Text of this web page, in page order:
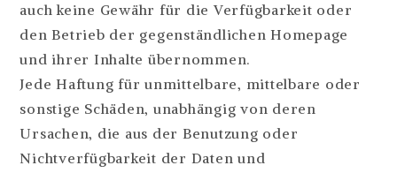
auch keine Gewähr für die Verfügbarkeit oder
den Betrieb der gegenständlichen Homepage
und ihrer Inhalte übernommen.
Jede Haftung für unmittelbare, mittelbare oder
sonstige Schäden, unabhängig von deren
Ursachen, die aus der Benutzung oder
Nichtverfügbarkeit der Daten und